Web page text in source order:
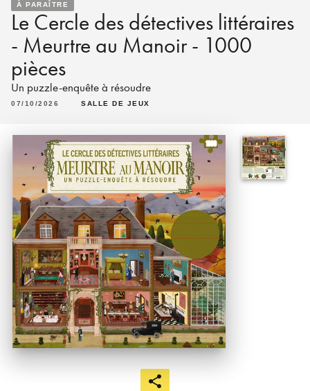
À PARAÎTRE
Le Cercle des détectives littéraires
- Meurtre au Manoir - 1000
pièces
Un puzzle-enquête à résoudre
07/10/2026 SALLE DE JEUX